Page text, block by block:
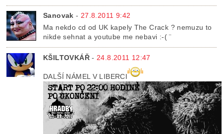
Sanovak - 27.8.2011 9:42
Ma nekdo cd od UK kapely The Crack ? nemuzu to
nikde sehnat a youtube me nebavi :-( ¨
KŠILTOVKÁŘ- 24.8.2011 12:47
DALŠÍ NÁMEL V LIBERCI